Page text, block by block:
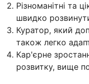
Різноманітні та
швидко
Куратор, який
також легко
Кар'єрне
розвитку, вище